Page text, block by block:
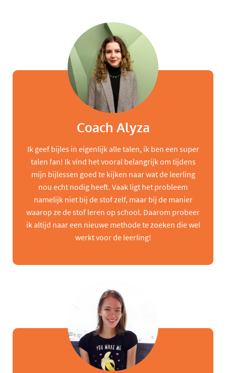
Coach Alyza
Ik geef bijles in eigenlijk alle talen, ik ben een super
talen fan! Ik vind het vooral belangrijk om tijdens
mijn bijlessen goed te kijken naar wat de leerling
nou echt nodig heeft. Vaak ligt het probleem
namelijk niet bij de stof zelf, maar bij de manier
waarop ze de stof leren op school. Daarom probeer
ik altijd naar een nieuwe methode te zoeken die wel
werkt voor de leerling!